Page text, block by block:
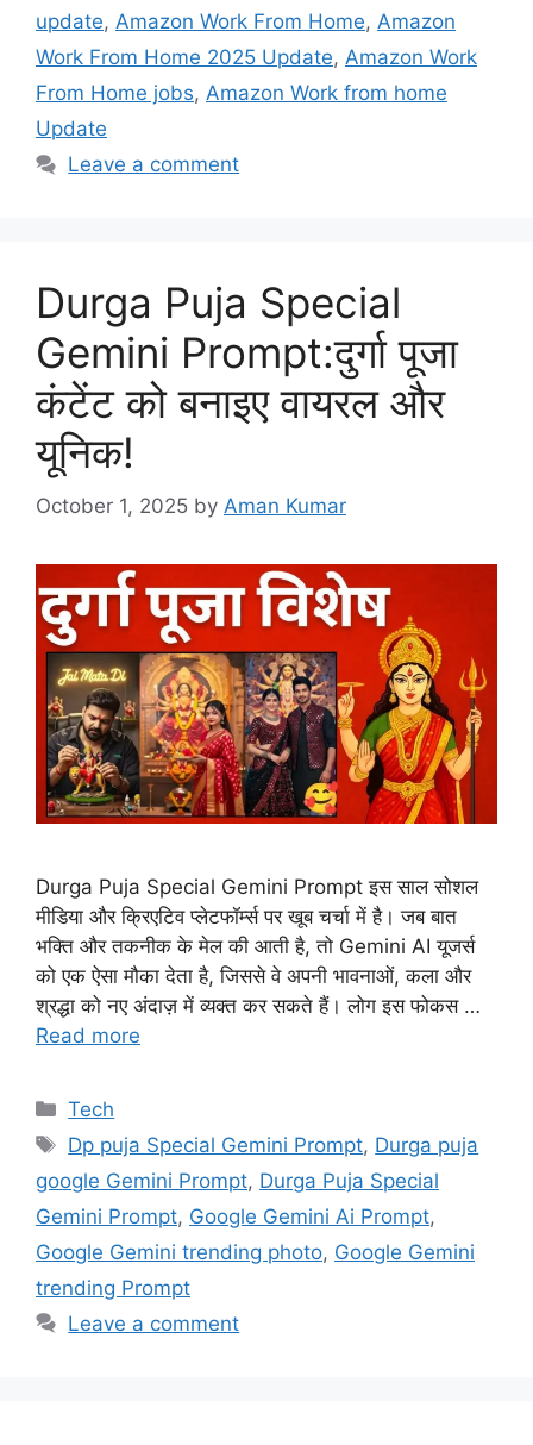
update, Amazon Work From Home, Amazon
Work From Home 2025 Update, Amazon Work
From Home jobs, Amazon Work from home
Update
Leave a comment
Durga Puja Special
Gemini Prompt:दुर्गा पूजा
कंटेंट को बनाइए वायरल और
यूनिक!
October 1, 2025 by Aman Kumar
Durga Puja Special Gemini Prompt इस साल सोशल
मीडिया और क्रिएटिव प्लेटफॉर्म्स पर खूब चर्चा में है। जब बात
भक्ति और तकनीक के मेल की आती है, तो Gemini AI यूजर्स
को एक ऐसा मौका देता है, जिससे वे अपनी भावनाओं, कला और
श्रद्धा को नए अंदाज़ में व्यक्त कर सकते हैं। लोग इस फोकस …
Read more
Categories
Tech
Tags
Dp puja Special Gemini Prompt, Durga puja
google Gemini Prompt, Durga Puja Special
Gemini Prompt, Google Gemini Ai Prompt,
Google Gemini trending photo, Google Gemini
trending Prompt
Leave a comment